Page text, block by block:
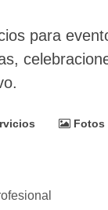
para
Fotos